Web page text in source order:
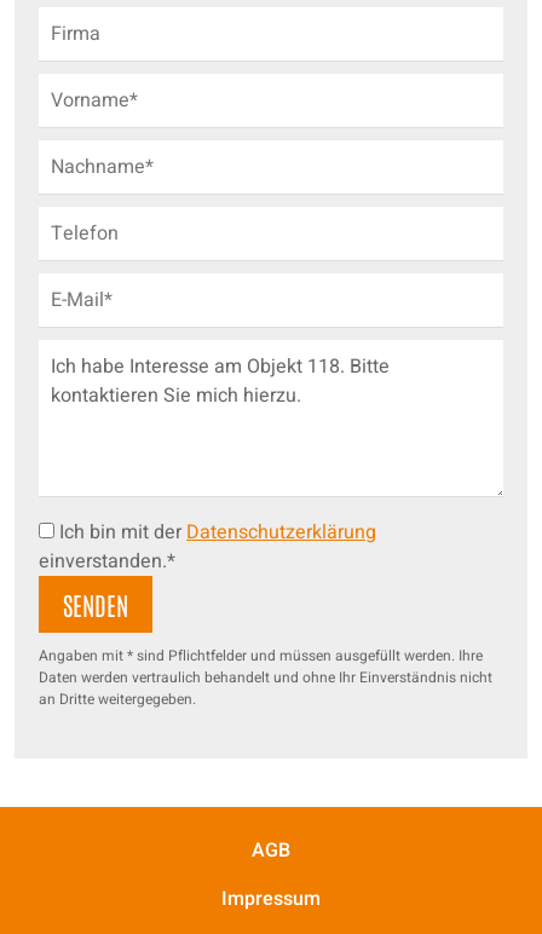
Ich bin mit derDatenschutzerklärung
einverstanden.*
Angaben mit * sind Pflichtfelder und müssen ausgefüllt werden. Ihre
Daten werden vertraulich behandelt und ohne Ihr Einverständnis nicht
an Dritte weitergegeben.
AGB
Impressum